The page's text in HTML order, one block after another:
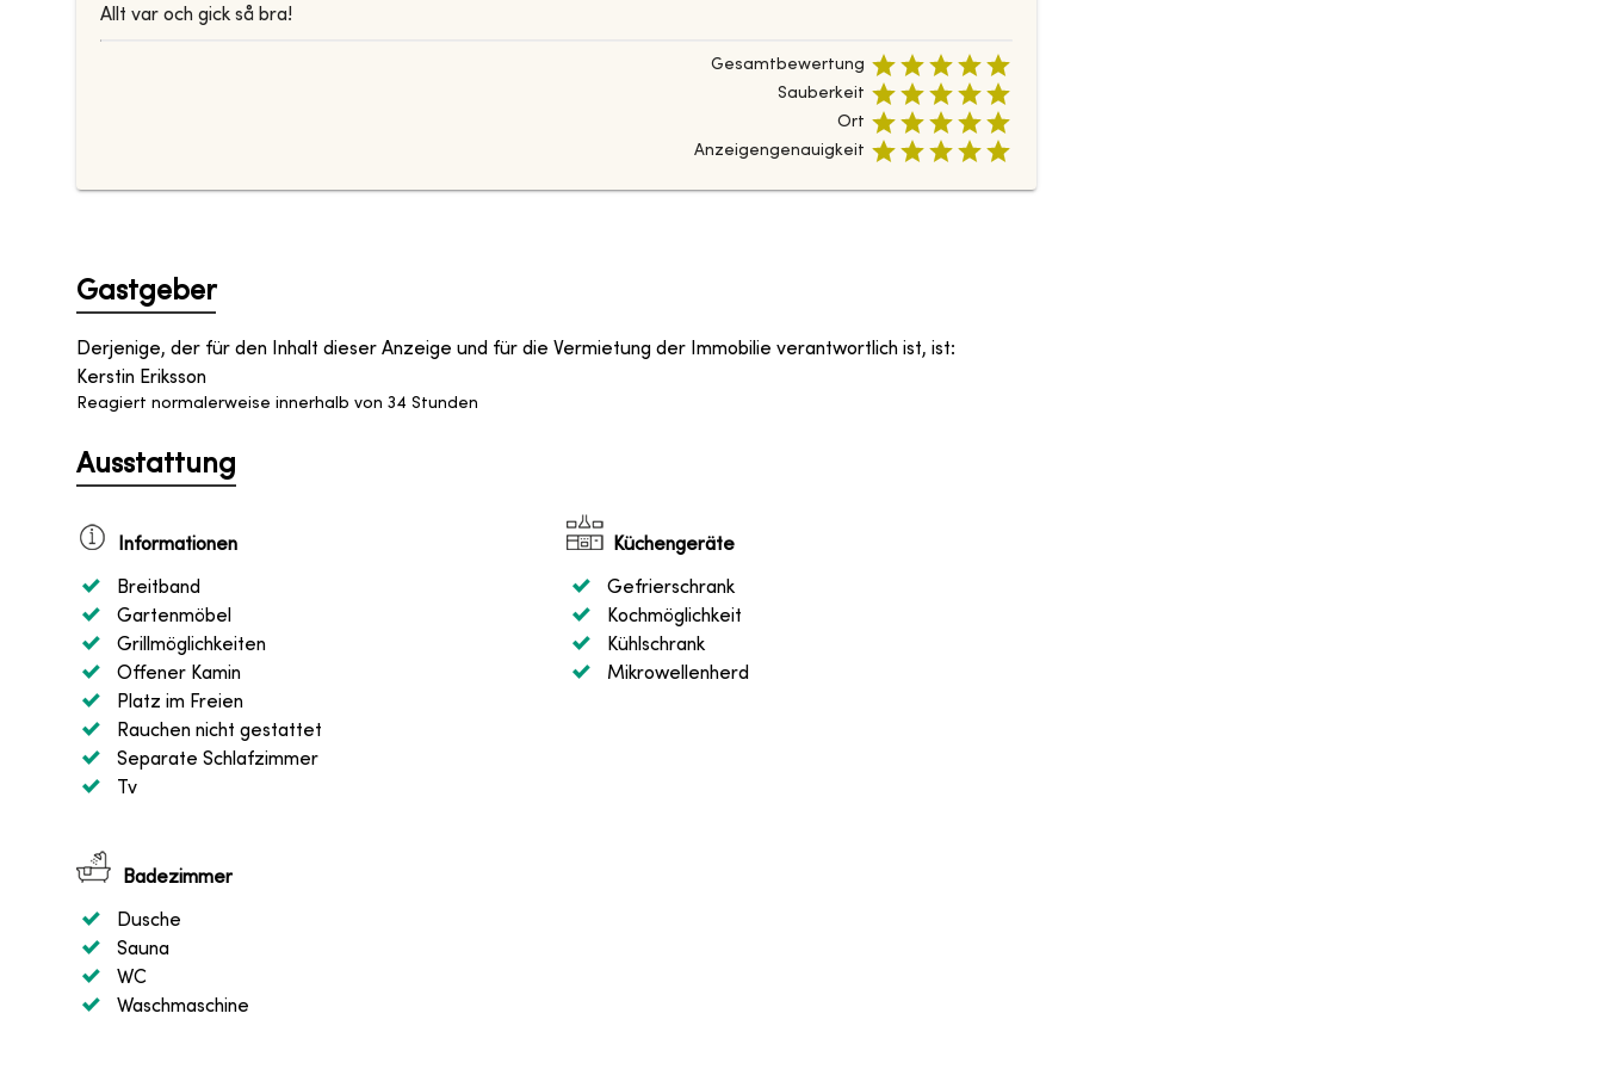
Allt var och gick så bra!
Gesamtbewertung
Sauberkeit
Ort
Anzeigengenauigkeit
Gastgeber
Derjenige, der für den Inhalt dieser Anzeige und für die Vermietung der Immobilie verantwortlich ist, ist:
Kerstin Eriksson
Reagiert normalerweise innerhalb von 34 Stunden
Ausstattung
Informationen
Breitband
Gartenmöbel
Grillmöglichkeiten
Offener Kamin
Platz im Freien
Rauchen nicht gestattet
Separate Schlafzimmer
Tv
Küchengeräte
Gefrierschrank
Kochmöglichkeit
Kühlschrank
Mikrowellenherd
Badezimmer
Dusche
Sauna
WC
Waschmaschine